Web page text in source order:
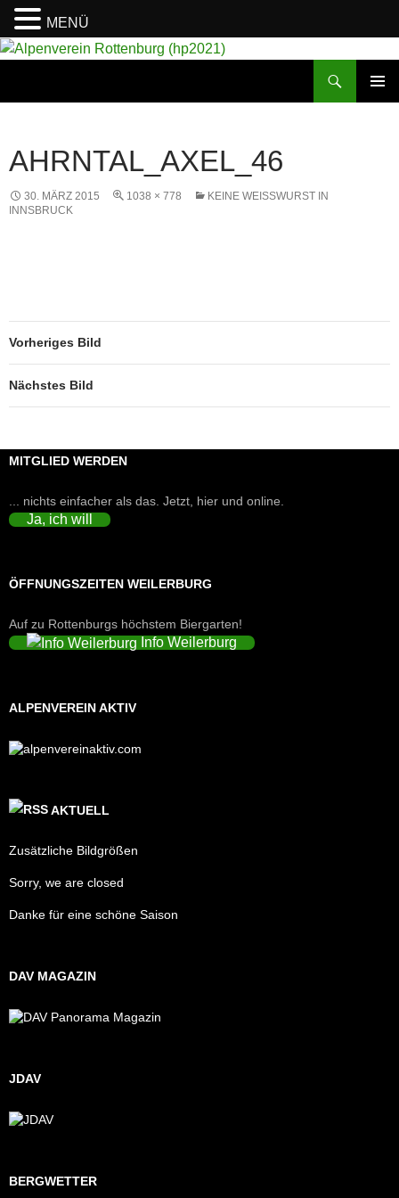
AHRNTAL_AXEL_46
30. MÄRZ 2015 1038 × 778
KEINE WEISSWURST IN I
NNSBRUCK
Vorheriges Bild
Nächstes Bild
MITGLIED WERDEN
... nichts einfacher als das. Jetzt, hier und online.
Ja, ich will
ÖFFNUNGSZEITEN WEILERBURG
Auf zu Rottenburgs höchstem Biergarten!
Info Weilerburg
ALPENVEREIN AKTIV
AKTUELL
Zusätzliche Bildgrößen
Sorry, we are closed
Danke für eine schöne Saison
DAV MAGAZIN
JDAV
BERGWETTER
MENÜ